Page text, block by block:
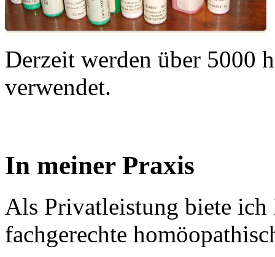
Derzeit werden über 5000
verwendet.
In meiner Praxis
Als Privatleistung biete
fachgerechte